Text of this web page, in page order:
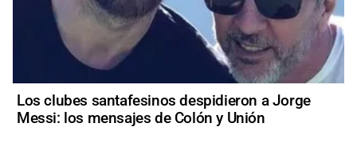
Los clubes santafesinos despidieron a Jorge
Messi: los mensajes de Colón y Unión